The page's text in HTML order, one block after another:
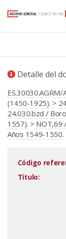
Detalle del
(1450-1925). >
24.030.bzd /
1557). > NOT,69
Años 1549-1550.
Código
Título: